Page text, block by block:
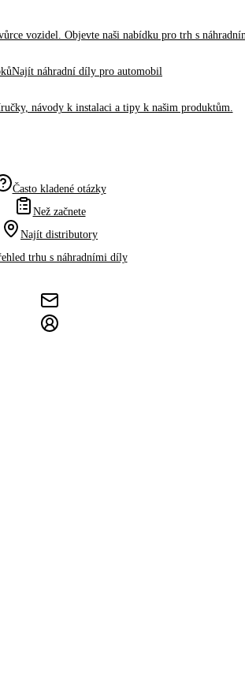
vozidel. Objevte naši nabídku pro trh s
Najít náhradní díly pro automobil
návody k instalaci a tipy k našim produktům.
Často kladené otázky
Než začnete
Najít distributory
trhu s náhradními díly